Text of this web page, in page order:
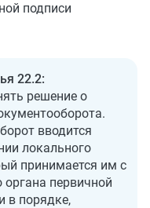
подписи
22.2:
решение о
вводится
локального
принимается им с
первичной
в порядке,